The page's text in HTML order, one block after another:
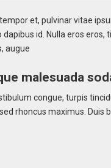
et, pulvinar vitae
id. Nulla eros eros,
augue
malesuada
congue, turpis
rhoncus maximus. Duis